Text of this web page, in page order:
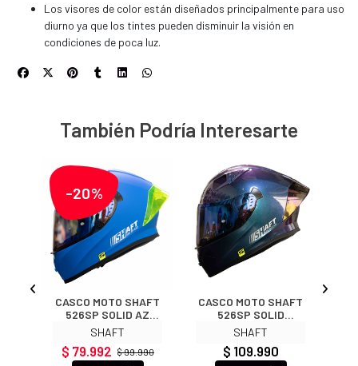
Los visores de color están diseñados principalmente para uso
diurno ya que los tintes pueden disminuir la visión en
condiciones de poca luz.
También Podría Interesarte
-20%
CASCO MOTO SHAFT
526SP SOLID AZ
MATE INTEGRAL
SHAFT
$ 99.990
$ 79.992
CASCO MOTO SHAFT
526SP SOLID
CAMALEON
INTEGRAL
SHAFT
$ 109.990